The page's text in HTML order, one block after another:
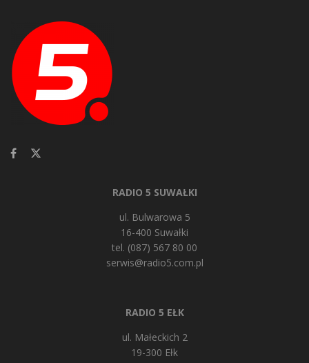
RADIO 5 SUWAŁKI
ul. Bulwarowa 5
16-400 Suwałki
tel. (087) 567 80 00
serwis@radio5.com.pl
RADIO 5 EŁK
ul. Małeckich 2
19-300 Ełk